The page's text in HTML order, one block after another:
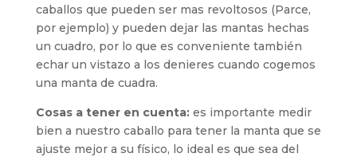
caballos que pueden ser mas revoltosos (Parce,
por ejemplo) y pueden dejar las mantas hechas
un cuadro, por lo que es conveniente también
echar un vistazo a los denieres cuando cogemos
una manta de cuadra.
Cosas a tener en cuenta: es importante medir
bien a nuestro caballo para tener la manta que se
ajuste mejor a su físico, lo ideal es que sea del